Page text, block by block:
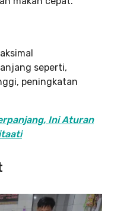
seperti,
peningkatan
Ini Aturan